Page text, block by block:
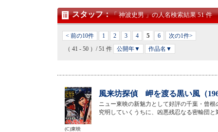
スタッフ：「 神波史男 」の人名検索結果 51 件
< 前の10件 1 2 3 4 5 6
次の1件>
（ 41 - 50 ）/ 51 件
公開年▼ 作品名▼
風来坊探偵 岬を渡る黒い風（
ニュー東映の新魅力として好評の千葉・曾
究明していくうちに、凶悪残忍なる密輸団
(C)東映